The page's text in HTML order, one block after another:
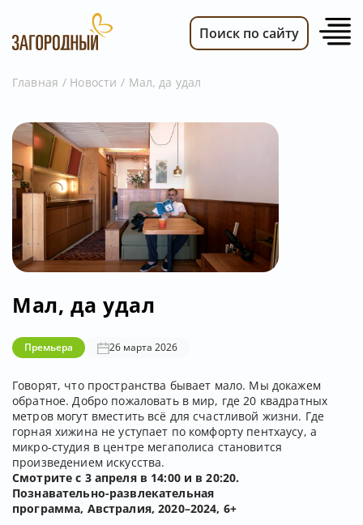
НОВОСТИ
ТЕЛЕПРОГРАММА
РЕКЛАМОДАТЕЛЯМ
Поиск по сайту
Главная Новости Мал, да удал
Премьера 26 марта 2026
Мал, да удал
Говорят, что пространства бывает мало. Мы докажем
обратное. Добро пожаловать в мир, где 20 квадратных
метров могут вместить всё для счастливой жизни. Где
горная хижина не уступает по комфорту пентхаусу, а
микро-студия в центре мегаполиса становится
произведением искусства.
Смотрите с 3 апреля в 14:00 и в 20:20.
Познавательно-развлекательная
программа, Австралия, 2020–2024, 6+